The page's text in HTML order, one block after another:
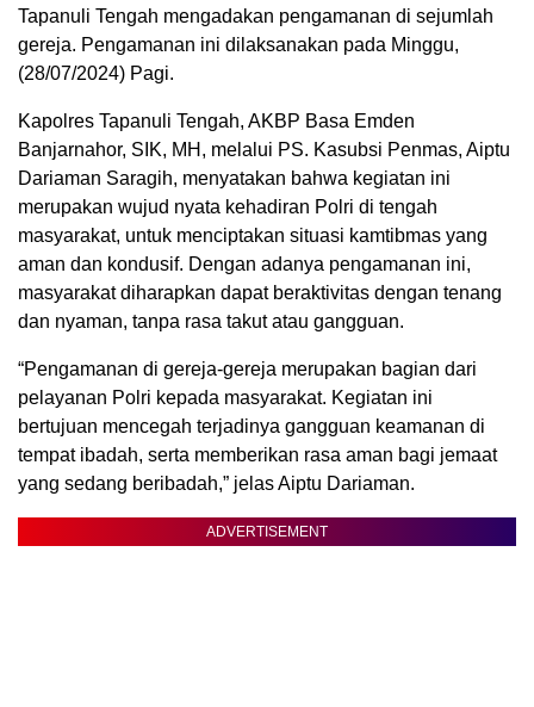
Tapanuli Tengah mengadakan pengamanan di sejumlah
gereja. Pengamanan ini dilaksanakan pada Minggu,
(28/07/2024) Pagi.
Kapolres Tapanuli Tengah, AKBP Basa Emden
Banjarnahor, SIK, MH, melalui PS. Kasubsi Penmas, Aiptu
Dariaman Saragih, menyatakan bahwa kegiatan ini
merupakan wujud nyata kehadiran Polri di tengah
masyarakat, untuk menciptakan situasi kamtibmas yang
aman dan kondusif. Dengan adanya pengamanan ini,
masyarakat diharapkan dapat beraktivitas dengan tenang
dan nyaman, tanpa rasa takut atau gangguan.
“Pengamanan di gereja-gereja merupakan bagian dari
pelayanan Polri kepada masyarakat. Kegiatan ini
bertujuan mencegah terjadinya gangguan keamanan di
tempat ibadah, serta memberikan rasa aman bagi jemaat
yang sedang beribadah,” jelas Aiptu Dariaman.
ADVERTISEMENT